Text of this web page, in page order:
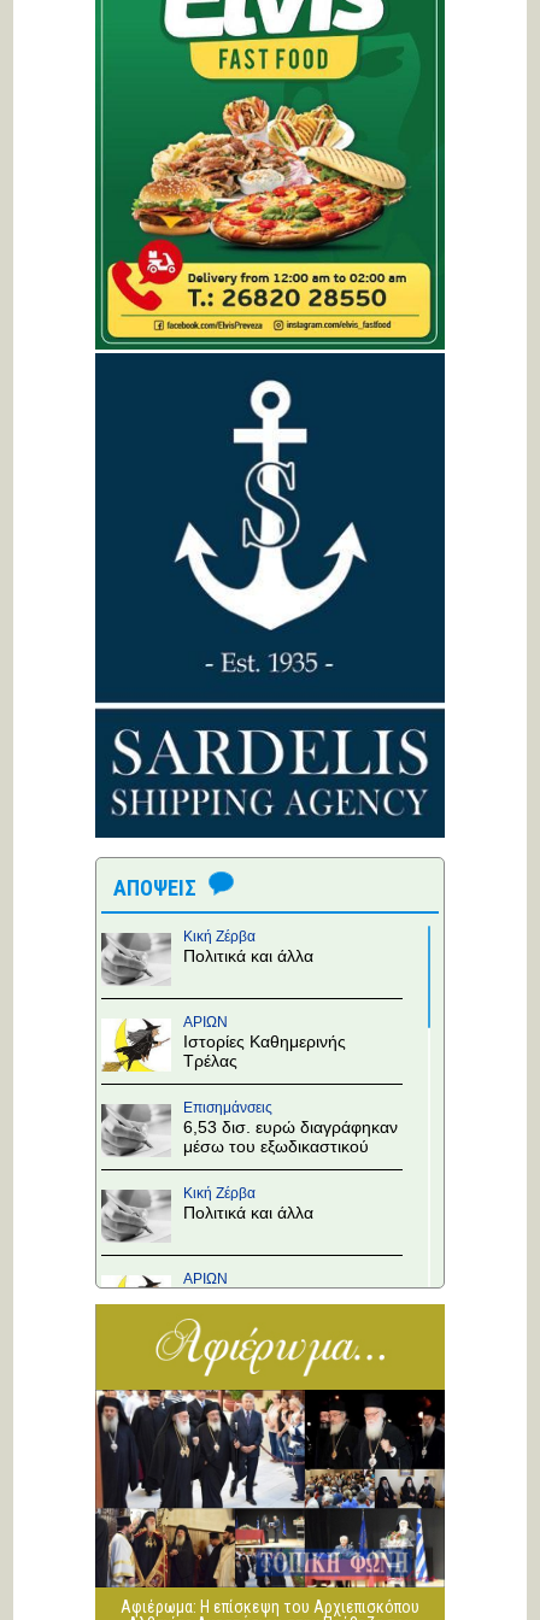
ΑΠΟΨΕΙΣ
Κική Ζέρβα
Πολιτικά και άλλα
ΑΡΙΩΝ
Ιστορίες Καθημερινής
Τρέλας
Επισημάνσεις
6,53 δισ. ευρώ διαγράφηκαν
μέσω του εξωδικαστικού
Κική Ζέρβα
Πολιτικά και άλλα
ΑΡΙΩΝ
Τρέλας
Επισημάνσεις
στους κόμβους!
Κική Ζέρβα
Πολιτικά και άλλα
ΑΡΙΩΝ
Ιστορίες Καθημερινής
Τρέλας
Αφιέρωμα: Η επίσκεψη του Αρχιεπισκόπου